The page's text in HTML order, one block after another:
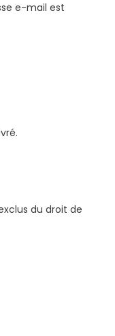
e-mail est
du droit de